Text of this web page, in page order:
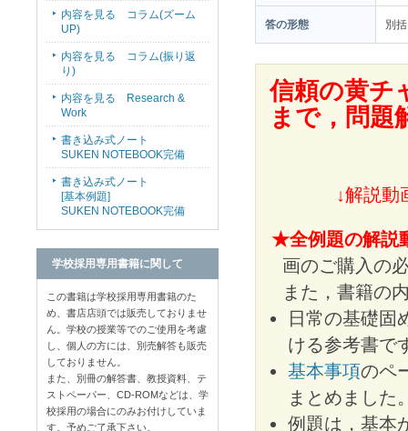
答の形態 別
信頼の黄チ
まで，問題
↓解説動
★全例題の解説
画のご購入の
また，書籍の
日常の基礎固
ける参考書で
基本事項のペ
まとめました
例題は，基本
内容を見る コラム(ズーム
UP)
内容を見る コラム(振り返
り)
内容を見る Research &
Work
書き込み式ノート
SUKEN NOTEBOOK完備
書き込み式ノート
[基本例題]
SUKEN NOTEBOOK完備
学校採用専用書籍に関して
この書籍は学校採用専用書籍のた
め、書店店頭では販売しておりませ
ん。学校の授業等でのご使用を考慮
し、個人の方には、別売解答も販売
しておりません。
また、別冊の解答書、教授資料、テ
ストペーパー、CD-ROMなどは、学
校採用の場合にのみお付けしていま
す。予めご了承下さい。